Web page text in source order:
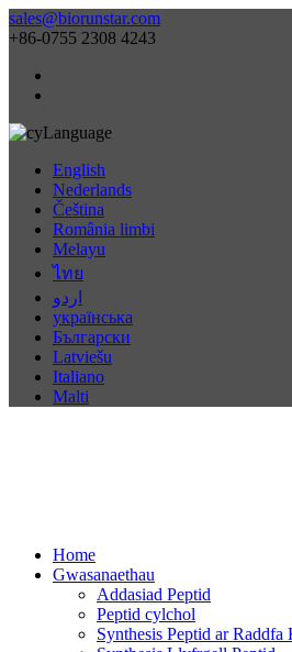
sales@biorunstar.com
+86-0755 2308 4243
Language
English
Nederlands
Čeština
România limbi
Melayu
ไทย
اردو
українська
Български
Latviešu
Italiano
Malti
Home
Gwasanaethau
Addasiad Peptid
Peptid cylchol
Synthesis Peptid ar Raddfa